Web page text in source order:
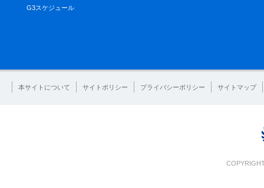
G3スケジュール
本サイトについて サイトポリシー プライバシーポリシー サイトマップ